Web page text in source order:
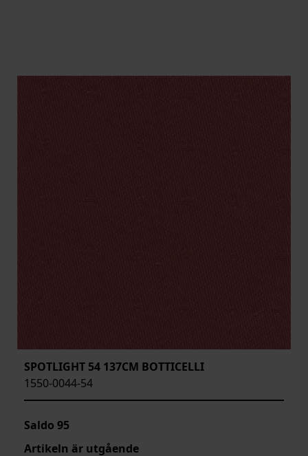
SPOTLIGHT 54 137CM BOTTICELLI
1550-0044-54
Saldo 95
Artikeln är utgående